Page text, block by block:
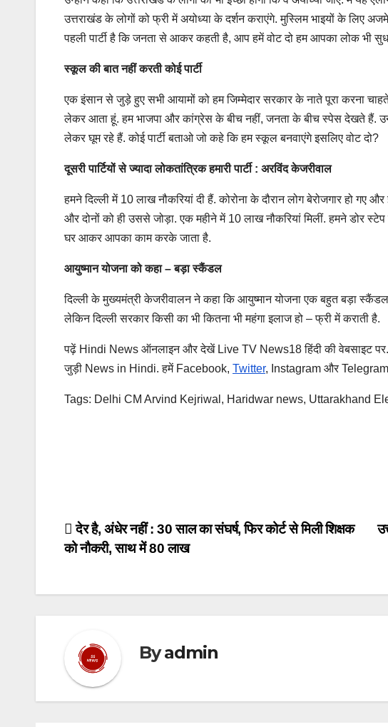
उत्तराखंड के लोगों को फ्री में अयोध्या के दर्शन कराएंगे. मुस्लिम भाइयों के लिए
पहली पार्टी है कि जनता से आकर कहती है, आप हमें वोट दो हम आपका लोक भी
स्कूल की बात नहीं करती कोई पार्टी
एक इंसान से जुड़े हुए सभी आयामों को हम जिम्मेदार सरकार के नाते पूरा करना
लेकर आता हूं. हम भाजपा और कांग्रेस के बीच नहीं, जनता के बीच स्पेस देखते हैं.
लेकर घूम रहे हैं. कोई पार्टी बताओ जो कहे कि हम स्कूल बनवाएंगे इसलिए वोट दो?
दूसरी पार्टियों से ज्यादा लोकतांत्रिक हमारी पार्टी : अरविंद केजरीवाल
हमने दिल्ली में 10 लाख नौकरियां दी हैं. कोरोना के दौरान लोग बेरोजगार हो गए
और दोनों को ही उससे जोड़ा. एक महीने में 10 लाख नौकरियां मिलीं. हमने डोर
घर आकर आपका काम करके जाता है.
आयुष्मान योजना को कहा – बड़ा स्कैंडल
दिल्ली के मुख्यमंत्री केजरीवालन ने कहा कि आयुष्मान योजना एक बहुत बड़ा
लेकिन दिल्ली सरकार किसी का भी कितना भी महंगा इलाज हो – फ्री में कराती है.
पढ़ें Hindi News ऑनलाइन और देखेंLive TV News18हिंदी की वेबसाइट
जुड़ी News in Hindi. हमेंFacebook, Twitter, Instagram और
Tags: Delhi CM Arvind Kejriwal , Haridwar news, Uttarakhand
Post
navigation
देर है, अंधेर नहीं : 30 साल का संघर्ष, फिर कोर्ट से मिली शिक्षक
को नौकरी, साथ में 80 लाख
Byadmin